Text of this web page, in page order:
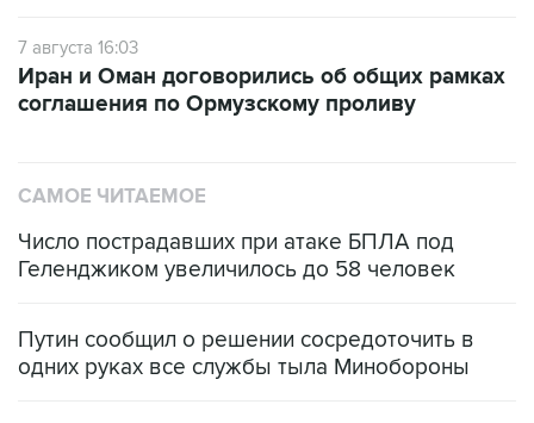
7 августа 16:03
Иран и Оман договорились об общих рамках
соглашения по Ормузскому проливу
САМОЕ ЧИТАЕМОЕ
Число пострадавших при атаке БПЛА под
Геленджиком увеличилось до 58 человек
Путин сообщил о решении сосредоточить в
одних руках все службы тыла Минобороны